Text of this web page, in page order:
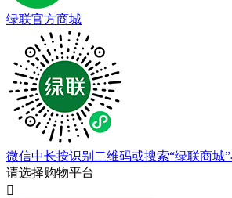
绿联官方商城
微信中长按识别二维码或搜索“绿联商城
请选择购物平台
